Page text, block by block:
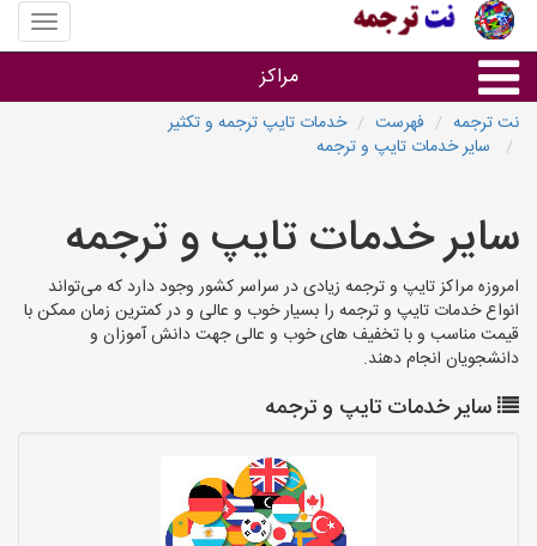
منوی
سایت
ترجمه
مراکز
خدمات ترجمه و تایپ
دفاتر ترجمه شهرها
مرکز تایپ های شهرها
نت ترجمه فهرست
خدمات تایپ ترجمه و تکثیر
سایر خدمات تایپ و ترجمه
سایر خدمات تایپ و ترجمه
امروزه مراکز تایپ و ترجمه زیادی در سراسر کشور وجود دارد که می‌تواند
انواع خدمات تایپ و ترجمه را بسیار خوب و عالی و در کمترین زمان ممکن با
قیمت مناسب و با تخفیف های خوب و عالی جهت دانش آموزان و
دانشجویان انجام دهند.
سایر خدمات تایپ و ترجمه